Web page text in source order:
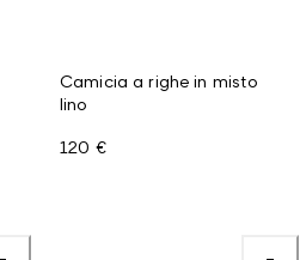
Camicia a righe in misto
lino
120 €